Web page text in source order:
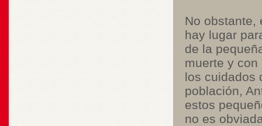
No obstante,
hay lugar
de la
muerte y
los cuidados
población,
estos
no es